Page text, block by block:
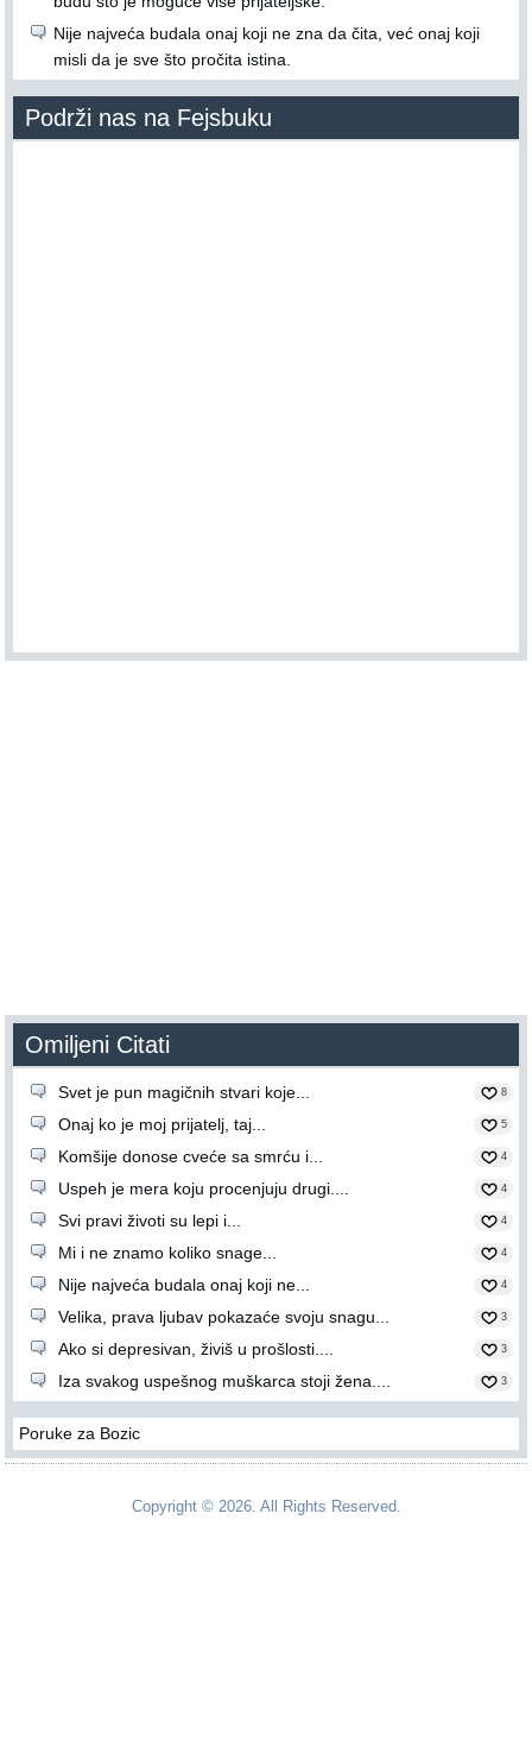
Nije najveća budala onaj koji ne zna da čita, već onaj koji
misli da je sve što pročita istina.
Podrži nas na Fejsbuku
Omiljeni Citati
Svet je pun magičnih stvari koje... 8
Onaj ko je moj prijatelj, taj... 5
Komšije donose cveće sa smrću i... 4
Uspeh je mera koju procenjuju drugi.... 4
Svi pravi životi su lepi i... 4
Mi i ne znamo koliko snage... 4
Nije najveća budala onaj koji ne... 4
Velika, prava ljubav pokazaće svoju snagu... 3
Ako si depresivan, živiš u prošlosti.... 3
Iza svakog uspešnog muškarca stoji žena.... 3
Poruke za Bozic
Copyright © 2026. All Rights Reserved.